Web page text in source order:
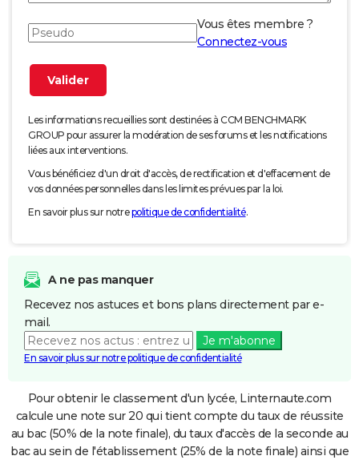
Vous êtes membre ?
Connectez-vous
Les informations recueillies sont destinées à CCM BENCHMARK
GROUP pour assurer la modération de ses forums et les notifications
liées aux interventions.
Vous bénéficiez d'un droit d'accès, de rectification et d'effacement de
vos données personnelles dans les limites prévues par la loi.
En savoir plus sur notrepolitique de confidentialité.
A ne pas manquer
Recevez nos astuces et bons plans directement par e-
mail.
Je m'abonne
En savoir plus sur notre politique de confidentialité
Pour obtenir le classement d'un lycée, Linternaute.com
calcule une note sur 20 qui tient compte du taux de réussite
au bac (50% de la note finale), du taux d'accès de la seconde au
bac au sein de l'établissement (25% de la note finale) ainsi que